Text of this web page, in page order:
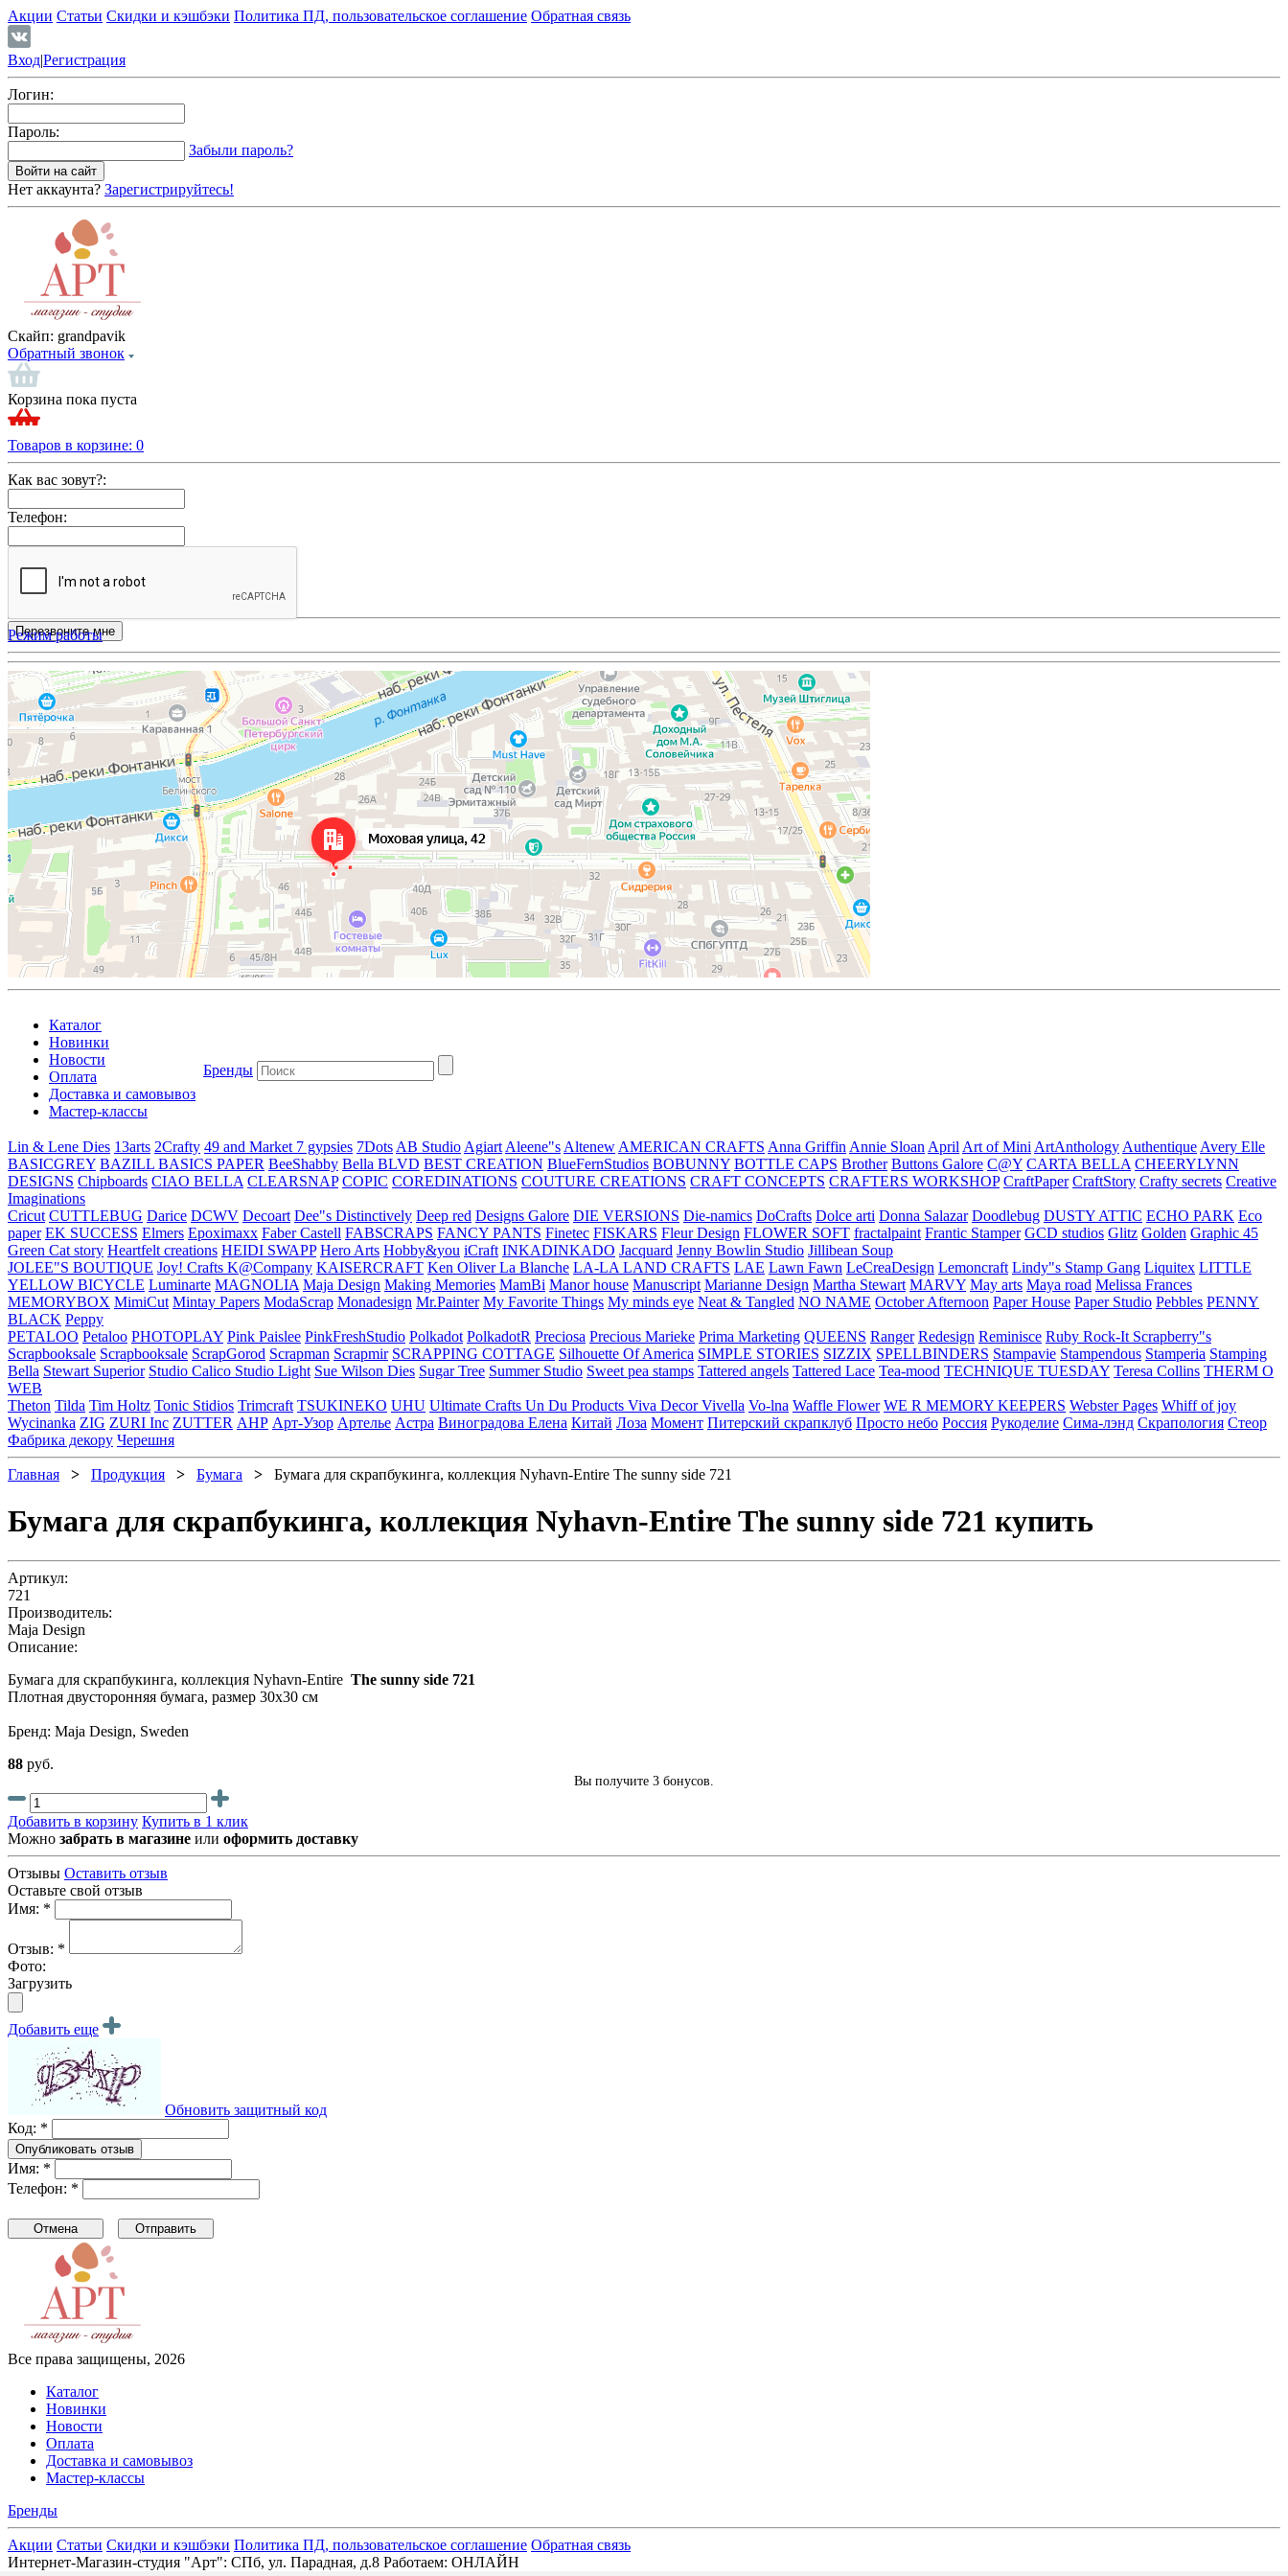
Акции Статьи Скидки и кэшбэки Политика ПД, пользовательское соглашение Обратная связь
Вход|Регистрация
Логин:
Пароль:
Забыли пароль?
Нет аккаунта? Зарегистрируйтесь!
Скайп: grandpavik
Обратный звонок
Корзина пока пуста
Товаров в корзине: 0
Как вас зовут?:
Телефон:
Режим работы
Каталог
Новинки
Новости
Оплата
Доставка и самовывоз
Мастер-классы
Бренды
Lin & Lene Dies 13arts 2Crafty 49 and Market 7 gypsies 7Dots AB Studio Agiart Aleene"s Altenew AMERICAN CRAFTS Anna Griffin Annie Sloan April Art of Mini ArtAnthology Authentique Avery Elle
BASICGREY BAZILL BASICS PAPER BeeShabby Bella BLVD BEST CREATION BlueFernStudios BOBUNNY BOTTLE CAPS Brother Buttons Galore C@Y CARTA BELLA CHEERYLYNN
DESIGNS Chipboards CIAO BELLA CLEARSNAP COPIC COREDINATIONS COUTURE CREATIONS CRAFT CONCEPTS CRAFTERS WORKSHOP CraftPaper CraftStory Crafty secrets Creative
Imaginations
Cricut CUTTLEBUG Darice DCWV Decoart Dee"s Distinctively Deep red Designs Galore DIE VERSIONS Die-namics DoCrafts Dolce arti Donna Salazar Doodlebug DUSTY ATTIC ECHO PARK Eco
paper EK SUCCESS Elmers Epoximaxx Faber Castell FABSCRAPS FANCY PANTS Finetec FISKARS Fleur Design FLOWER SOFT fractalpaint Frantic Stamper GCD studios Glitz Golden Graphic 45
Green Cat story Heartfelt creations HEIDI SWAPP Hero Arts Hobby&you iCraft INKADINKADO Jacquard Jenny Bowlin Studio Jillibean Soup
JOLEE"S BOUTIQUE Joy! Crafts K@Company KAISERCRAFT Ken OliverLa Blanche LA-LA LAND CRAFTS LAE Lawn Fawn LeCreaDesign Lemoncraft Lindy"s Stamp Gang Liquitex LITTLE
YELLOW BICYCLE Luminarte MAGNOLIA Maja Design Making Memories MamBi Manor house Manuscript Marianne Design Martha Stewart MARVY May arts Maya road Melissa Frances
MEMORYBOX MimiCut Mintay Papers ModaScrap Monadesign Mr.Painter My Favorite Things My minds eye Neat & Tangled NO NAME October Afternoon Paper House Paper Studio Pebbles PENNY
BLACK Peppy
PETALOO Petaloo PHOTOPLAY Pink Paislee PinkFreshStudio Polkadot PolkadotR Preciosa Precious Marieke Prima Marketing QUEENS Ranger Redesign Reminisce Ruby Rock-It Scrapberry"s
Scrapbooksale Scrapbooksale ScrapGorod Scrapman Scrapmir SCRAPPING COTTAGE Silhouette Of America SIMPLE STORIES SIZZIX SPELLBINDERS Stampavie Stampendous Stamperia Stamping
Bella Stewart Superior Studio Calico Studio Light Sue Wilson Dies Sugar Tree Summer Studio Sweet pea stamps Tattered angels Tattered Lace Tea-mood TECHNIQUE TUESDAY Teresa Collins THERM O
WEB
Theton Tilda Tim Holtz Tonic Stidios Trimcraft TSUKINEKO UHU Ultimate Crafts Un Du Products Viva DecorVivella Vo-lna Waffle Flower WE R MEMORY KEEPERS Webster Pages Whiff of joy
Wycinanka ZIG ZURI Inc ZUTTER АНР Арт-Узор Артелье Астра Виноградова Елена Китай Лоза Момент Питерский скрапклуб Просто небо Россия Рукоделие Сима-лэнд Скрапология Стеор
Фабрика декору Черешня
Главная > Продукция > Бумага > Бумага для скрапбукинга, коллекция Nyhavn-Entire The sunny side 721
Бумага для скрапбукинга, коллекция Nyhavn-Entire The sunny side 721 купить
Артикул:
721
Производитель:
Maja Design
Описание:
Бумага для скрапбукинга, коллекция Nyhavn-Entire The sunny side 721
Плотная двусторонняя бумага, размер 30х30 см
Бренд: Maja Design, Sweden
88 руб.
Вы получите 3 бонусов.
Добавить в корзину Купить в 1 клик
Можно забрать в магазине или оформить доставку
Отзывы Оставить отзыв
Оставьте свой отзыв
Имя: *
Отзыв: *
Фото:
Загрузить
Добавить еще
Обновить защитный код
Код: *
Имя: *
Телефон: *
Все права защищены, 2026
Каталог
Новинки
Новости
Оплата
Доставка и самовывоз
Мастер-классы
Бренды
Акции Статьи Скидки и кэшбэки Политика ПД, пользовательское соглашение Обратная связь
Интернет-Магазин-студия "Арт": СПб, ул. Парадная, д.8 Работаем: ОНЛАЙН